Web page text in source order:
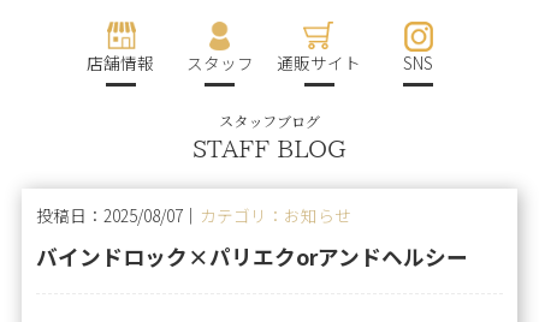
店舗情報 スタッフ 通販サイト SNS
スタッフブログ
STAFF BLOG
投稿日：2025/08/07｜ カテゴリ：お知らせ
バインドロック×パリエクorアンドヘルシー